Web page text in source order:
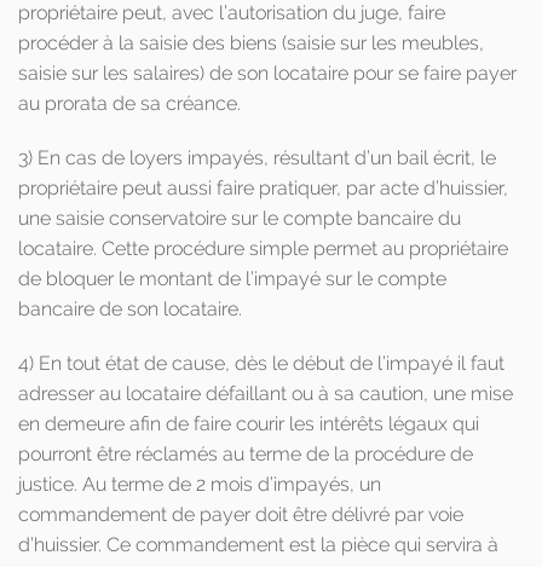
propriétaire peut, avec l’autorisation du juge, faire
procéder à la saisie des biens (saisie sur les meubles,
saisie sur les salaires) de son locataire pour se faire payer
au prorata de sa créance.
3) En cas de loyers impayés, résultant d’un bail écrit, le
propriétaire peut aussi faire pratiquer, par acte d’huissier,
une saisie conservatoire sur le compte bancaire du
locataire. Cette procédure simple permet au propriétaire
de bloquer le montant de l’impayé sur le compte
bancaire de son locataire.
4) En tout état de cause, dès le début de l’impayé il faut
adresser au locataire défaillant ou à sa caution, une mise
en demeure afin de faire courir les intérêts légaux qui
pourront être réclamés au terme de la procédure de
justice. Au terme de 2 mois d’impayés, un
commandement de payer doit être délivré par voie
d’huissier. Ce commandement est la pièce qui servira à